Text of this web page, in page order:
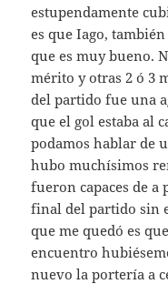
estupendamente
es que Iago,
que es muy bueno.
mérito y otras 2 ó 3
del partido fue una
que el gol estaba al
podamos hablar de
hubo muchísimos
fueron capaces de a
final del partido sin
que me quedó es
encuentro
nuevo la portería a